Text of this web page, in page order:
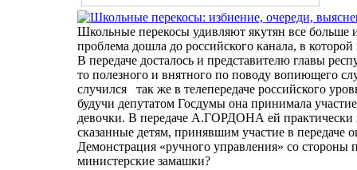
Школьные перекосы удивляют якутян все больше
проблема дошла до российского канала, в
В передаче досталось и представителю главы
то полезного и внятного по поводу вопиющего
случился так же в телепередаче российского
будучи депутатом Госдумы она принимала
девочки. В передаче А.ГОРДОНА ей практически
сказанные детям, принявшим участие в
Демонстрация «ручного управления» со
министерские замашки?